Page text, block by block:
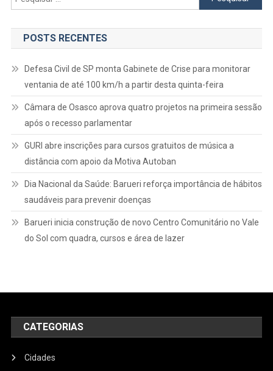
por:
POSTS RECENTES
Defesa Civil de SP monta Gabinete de Crise para monitorar
ventania de até 100 km/h a partir desta quinta-feira
Câmara de Osasco aprova quatro projetos na primeira sessão
após o recesso parlamentar
GURI abre inscrições para cursos gratuitos de música a
distância com apoio da Motiva Autoban
Dia Nacional da Saúde: Barueri reforça importância de hábitos
saudáveis para prevenir doenças
Barueri inicia construção de novo Centro Comunitário no Vale
do Sol com quadra, cursos e área de lazer
CATEGORIAS
Cidades